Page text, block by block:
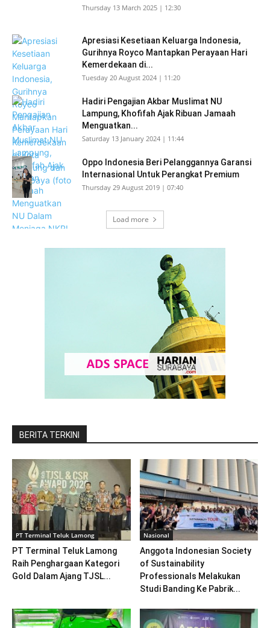
Thursday 13 March 2025 | 12:30
Apresiasi Kesetiaan Keluarga Indonesia,
Gurihnya Royco Mantapkan Perayaan Hari
Kemerdekaan di...
Tuesday 20 August 2024 | 11:20
Hadiri Pengajian Akbar Muslimat NU
Lampung, Khofifah Ajak Ribuan Jamaah
Menguatkan...
Saturday 13 January 2024 | 11:44
Oppo Indonesia Beri Pelanggannya Garansi
Internasional Untuk Perangkat Premium
Thursday 29 August 2019 | 07:40
Load more
BERITA TERKINI
PT Terminal Teluk Lamong
PT Terminal Teluk Lamong
Raih Penghargaan Kategori
Gold Dalam Ajang TJSL...
Nasional
Anggota Indonesian Society
of Sustainability
Professionals Melakukan
Studi Banding Ke Pabrik...